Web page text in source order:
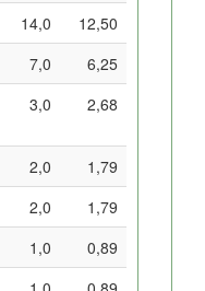
14,0
12,50
7,0
6,25
3,0 2,68
2,0
1,79
2,0
1,79
1,0
0,89